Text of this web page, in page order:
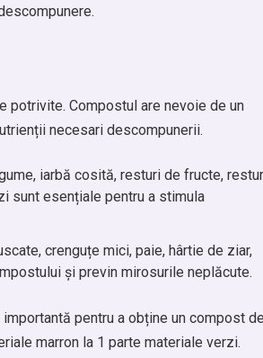
potrivite. Compostul are nevoie de un
necesari descompunerii.
iarbă cosită, resturi de fructe,
sunt esențiale pentru a stimula
crenguțe mici, paie, hârtie de ziar,
și previn mirosurile neplăcute.
pentru a obține un compost
marron la 1 parte materiale verzi.